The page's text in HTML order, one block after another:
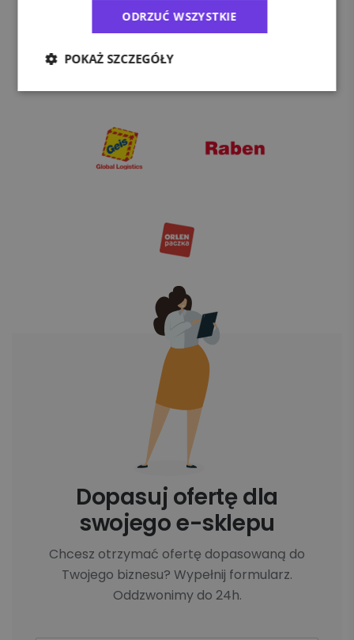
Dopasuj ofertę dla
swojego e-sklepu
Chcesz otrzymać ofertę dopasowaną do
Twojego biznesu? Wypełnij formularz.
Oddzwonimy do 24h.
ODRZUĆ WSZYSTKIE
POKAŻ SZCZEGÓŁY